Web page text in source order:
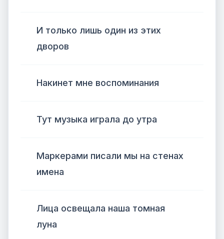
И только лишь один из этих
дворов
Накинет мне воспоминания
Тут музыка играла до утра
Маркерами писали мы на стенах
имена
Лица освещала наша томная
луна